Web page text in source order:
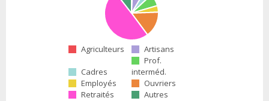
Agriculteurs Artisans
Cadres
Prof.
interméd.
Employés
Ouvriers
Retraités
Autres